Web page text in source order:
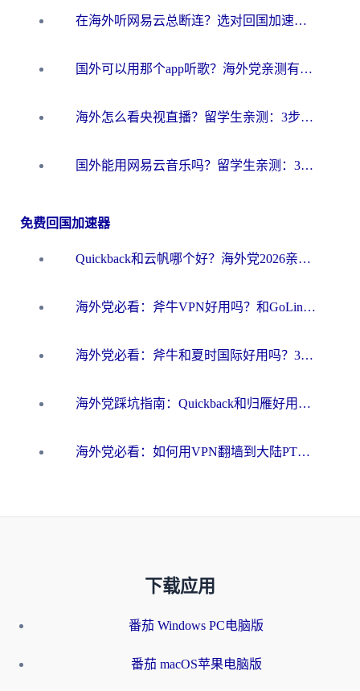
在海外听网易云总断连？选对回国加速器，告别地区限制和卡顿
国外可以用那个app听歌？海外党亲测有效的回国加速方案，轻松听国内音乐听书
海外怎么看央视直播？留学生亲测：3步解决版权限制+追剧自由
国外能用网易云音乐吗？留学生亲测：3步解决海外听歌难题
免费回国加速器
Quickback和云帆哪个好？海外党2026亲测指南：选对加速器大陆工具，无缝刷国内剧玩国服
海外党必看：斧牛VPN好用吗？和GoLinkVPN对比哪个回国效果更好？
海外党必看：斧牛和夏时国际好用吗？3步选对回国加速器，无缝刷国内资源
海外党踩坑指南：Quickback和归雁好用吗？选对加速器才能无缝刷国内资源
海外党必看：如何用VPN翻墙到大陆PTT？一篇解决你所有回国加速痛点
下载应用
番茄 Windows PC电脑版
番茄 macOS苹果电脑版